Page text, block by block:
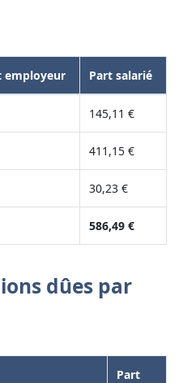
employeur Part salarié
145,11 €
411,15 €
30,23 €
586,49 €
dûes par
Part